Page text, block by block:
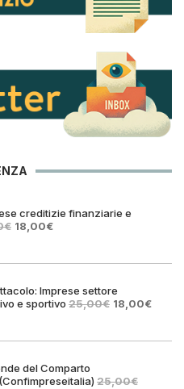
creditizie finanziarie e
€ Il
era:
18,00€Il
è:
Imprese settore
e sportivo 25,00€ Il
era:
18,00€Il
è:
del Comparto
25,00€